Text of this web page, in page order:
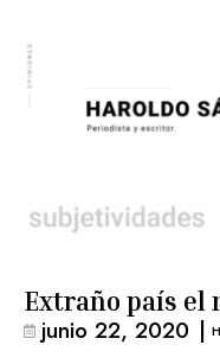
Extraño país el
junio 22, 2020 |